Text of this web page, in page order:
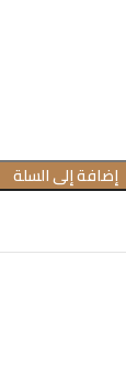
إضافة إلى السلة